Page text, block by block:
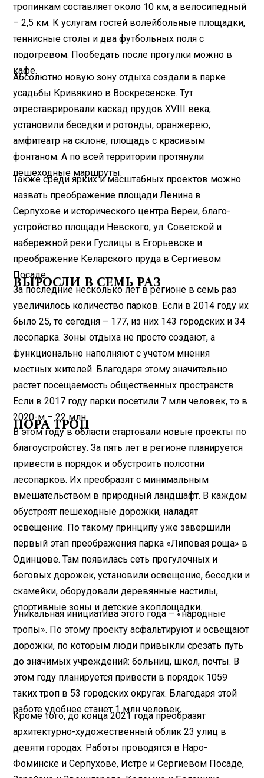
тропинкам составляет около 10 км, а велосипедный
– 2,5 км. К услугам гостей волейбольные площадки,
теннисные столы и два футбольных поля с
подогревом. Пообедать после прогулки можно в
кафе.
Абсолютно новую зону отдыха создали в парке
усадьбы Кривякино в Воскресенске. Тут
отреставрировали каскад прудов XVIII века,
установили беседки и ротонды, оранжерею,
амфитеатр на склоне, площадь с красивым
фонтаном. А по всей территории протянули
пешеходные маршруты.
Также среди ярких и масштабных проектов можно
наз­вать преображение площади Ленина в
Серпухове и исторического центра Вереи, благо­
устройство площади Невского, ул. Советской и
набережной реки Гуслицы в Егорьевске и
преображение Келарского пруда в Сергиевом
Посаде.
ВЫРОСЛИ В СЕМЬ РАЗ
За последние несколько лет в регионе в семь раз
увеличилось количество парков. Если в 2014 году их
было 25, то сегодня – 177, из них 143 городских и 34
лесопарка. Зоны отдыха не просто создают, а
функционально наполняют с учетом мнения
местных жителей. Благодаря этому значительно
растет посещаемость общественных пространств.
Если в 2017 году парки посетили 7 млн человек, то в
2020-м – 22 млн.
ПОРА ТРОП
В этом году в области стартовали новые проекты по
благоустройству. За пять лет в регионе планируется
привести в порядок и обустроить полсотни
лесопарков. Их преобразят с минимальным
вмешательством в природный ландшафт. В каждом
обустроят пешеходные дорожки, наладят
освещение. По такому принципу уже завершили
первый этап преображения парка «Липовая роща» в
Одинцове. Там появилась сеть прогулочных и
беговых дорожек, установили освещение, беседки и
скамейки, оборудовали деревянные настилы,
спортивные зоны и детские экоплощадки.
Уникальная инициатива этого года – «народные
тропы». По этому проекту асфальтируют и освещают
дорожки, по которым люди привыкли срезать путь
до значимых учреждений: больниц, школ, поч­ты. В
этом году планируется привести в порядок 1059
таких троп в 53 городских округах. Благодаря этой
работе удобнее станет 1 млн человек.
Кроме того, до конца 2021 года преобразят
архитектурно-художественный облик 23 улиц в
девяти городах. Работы проводятся в Наро-
Фоминске и Серпухове, Истре и Сергиевом Посаде,